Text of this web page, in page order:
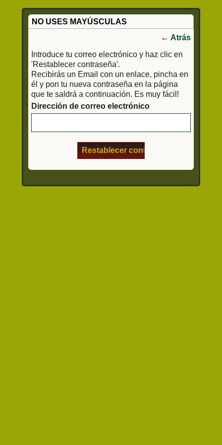
NO USES MAYÚSCULAS
← Atrás
Introduce tu correo electrónico y haz clic en
'Restablecer contraseña'.
Recibirás un Email con un enlace, pincha en
él y pon tu nueva contraseña en la página
que te saldrá a continuación. Es muy fácil!
Dirección de correo electrónico